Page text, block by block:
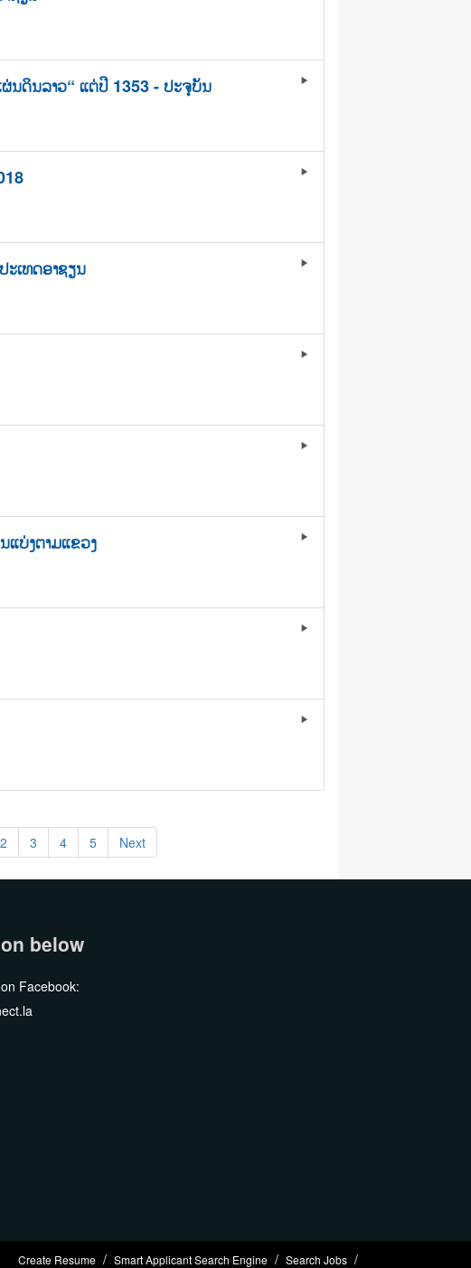
play_arrow
ນດິນລາວ“ ແຕ່ປີ 1353 - ປະຈຸບັນ
play_arrow
play_arrow
ເທດອາຊຽນ
play_arrow
play_arrow
play_arrow
ແບ່ງຕາມແຂວງ
play_arrow
play_arrow
2 3 4 5 Next
below
Facebook:
Create Resume Smart Applicant Search Engine Search Jobs